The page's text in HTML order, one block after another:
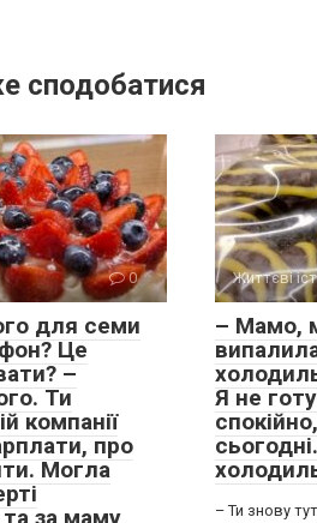
сподобатися
0
для семи
Це
–
Ти
компанії
про
Могла
Життєві
– Мамо,
Я не
– Ти знову